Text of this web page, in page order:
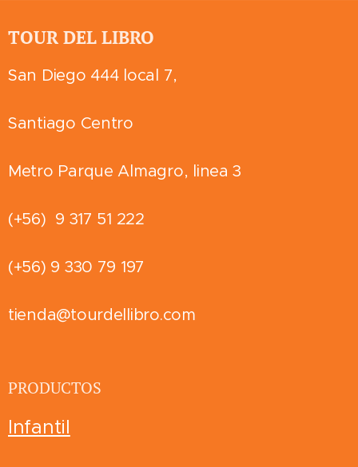
TOUR DEL LIBRO
San Diego 444 local 7,
Santiago Centro
Metro Parque Almagro, linea 3
(+56) 9 317 51 222
(+56) 9 330 79 197
tienda@tourdellibro.com
PRODUCTOS
Infantil